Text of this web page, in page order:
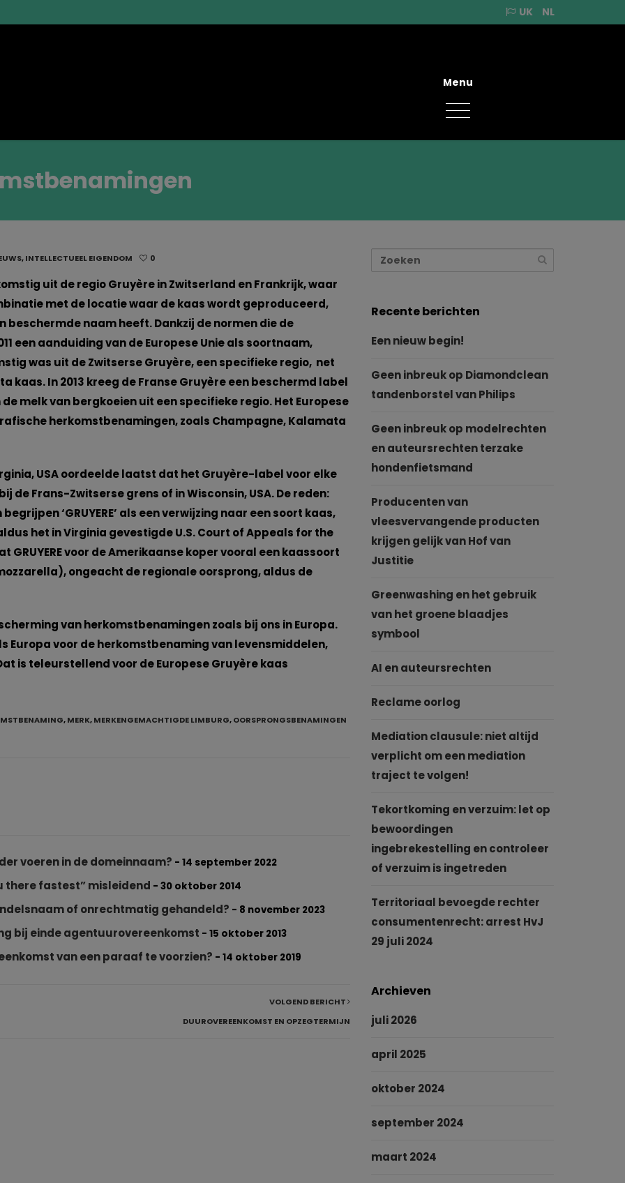
UK NL
,INTELLECTUEEL EIGENDOM 0
uit de regio Gruyère in Zwitserland en Frankrijk, waar
met de locatie waar de kaas wordt geproduceerd,
beschermde naam heeft. Dankzij de normen die de
een aanduiding van de Europese Unie als soortnaam,
was uit de Zwitserse Gruyère, een specifieke regio, net
kaas. In 2013 kreeg de Franse Gruyère een beschermd label
melk van bergkoeien uit een specifieke regio. Het Europese
herkomstbenamingen, zoals Champagne, Kalamata
USA oordeelde laatst dat het Gruyère-label voor elke
de Frans-Zwitserse grens of in Wisconsin, USA. De reden:
‘GRUYERE’ als een verwijzing naar een soort kaas,
het in Virginia gevestigde U.S. Court of Appeals for the
voor de Amerikaanse koper vooral een kaassoort
ongeacht de regionale oorsprong, aldus de
van herkomstbenamingen zoals bij ons in Europa.
Europa voor de herkomstbenaming van levensmiddelen,
is teleurstellend voor de Europese Gruyère kaas
,MERK,MERKENGEMACHTIGDE LIMBURG,OORSPRONGSBENAMINGEN
voeren in de domeinnaam? - 14 september 2022
there fastest” misleidend - 30 oktober 2014
of onrechtmatig gehandeld? - 8 november 2023
bij einde agentuurovereenkomst - 15 oktober 2013
van een paraaf te voorzien? - 14 oktober 2019
VOLGEND BERICHT
DUUROVEREENKOMST EN OPZEGTERMIJN
Recente berichten
Een nieuw begin!
Geen inbreuk op Diamondclean
tandenborstel van Philips
Geen inbreuk op modelrechten
en auteursrechten terzake
hondenfietsmand
Producenten van
vleesvervangende producten
krijgen gelijk van Hof van
Justitie
Greenwashing en het gebruik
van het groene blaadjes
symbool
AI en auteursrechten
Reclame oorlog
Mediation clausule: niet altijd
verplicht om een mediation
traject te volgen!
Tekortkoming en verzuim: let op
bewoordingen
ingebrekestelling en controleer
of verzuim is ingetreden
Territoriaal bevoegde rechter
consumentenrecht: arrest HvJ
29 juli 2024
Archieven
juli 2026
april 2025
oktober 2024
september 2024
maart 2024
Menu